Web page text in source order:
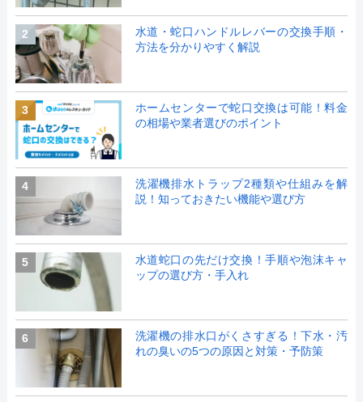
2
水道・蛇口ハンドルレバーの交換手順・
方法を分かりやすく解説
3
ホームセンターで蛇口交換は可能！料金
の相場や業者選びのポイント
4
洗濯機排水トラップ2種類や仕組みを解
説！知っておきたい機能や選び方
5
水道蛇口の先だけ交換！手順や泡沫キャ
ップの選び方・手入れ
6
洗濯機の排水口がくさすぎる！下水・汚
れの臭いの5つの原因と対策・予防策